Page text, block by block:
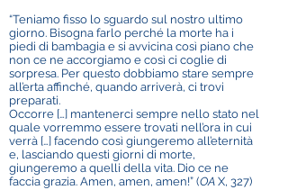
“Teniamo fisso lo sguardo sul nostro ultimo
giorno. Bisogna farlo perché la morte ha i
piedi di bambagia e si avvicina così piano che
non ce ne accorgiamo e così ci coglie di
sorpresa. Per questo dobbiamo stare sempre
all’erta affinché, quando arriverà, ci trovi
preparati.
Occorre […] mantenerci sempre nello stato nel
quale vorremmo essere trovati nell’ora in cui
verrà […] facendo così giungeremo all’eternità
e, lasciando questi giorni di morte,
giungeremo a quelli della vita. Dio ce ne
faccia grazia. Amen, amen, amen!” (OA X, 327)